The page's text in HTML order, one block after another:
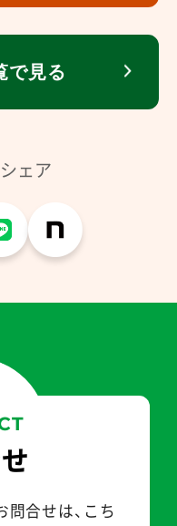
で見る
ン
ェア
合せは、こち